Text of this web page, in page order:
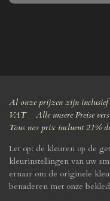
Al onze prijzen zijn
VAT Alle unsere Preise
Tous nos prix incluent 21%
Let op: de kleuren op de
kleurinstellingen van uw
ernaar om de originele
benaderen met onze